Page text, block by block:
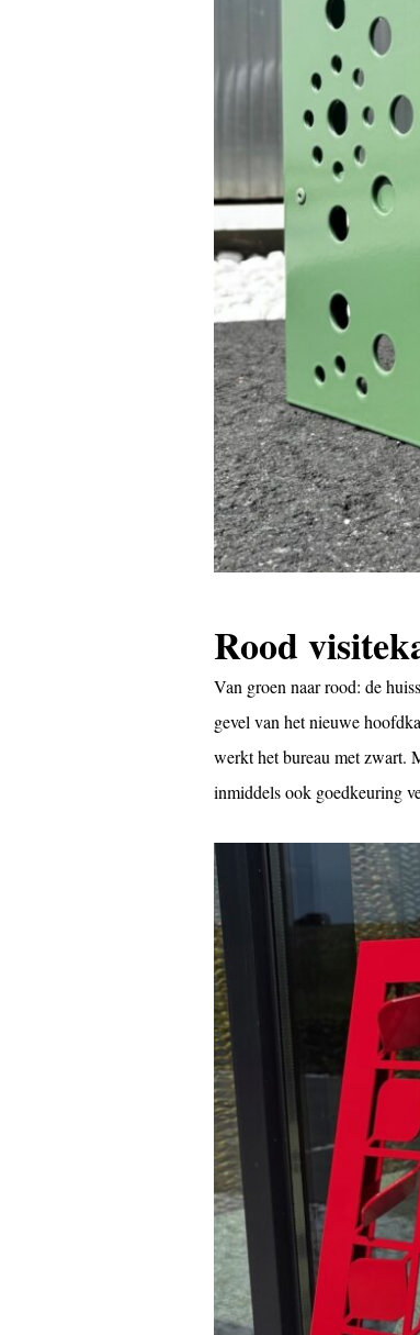
Rood
Van groen naar rood: de
gevel van het nieuwe
werkt het bureau met zwart.
inmiddels ook goedkeuring